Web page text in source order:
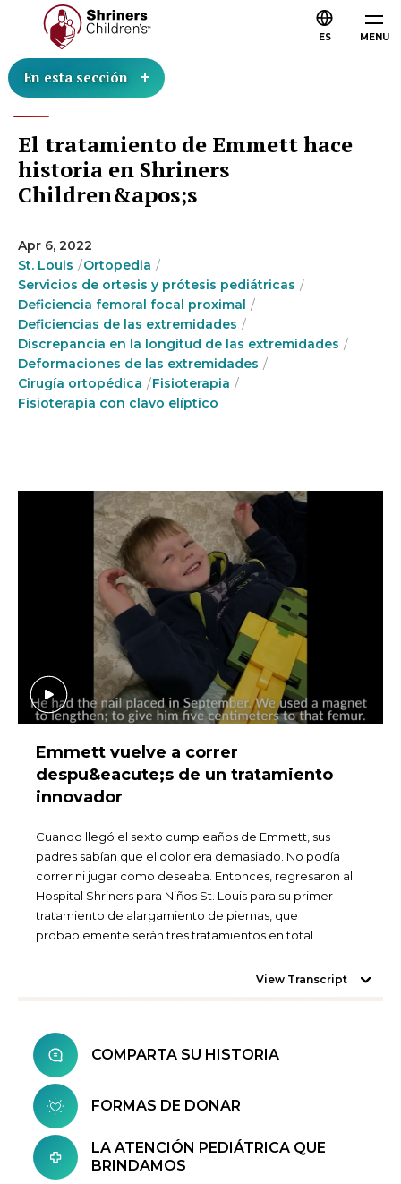
MENU
ES
En esta sección
El tratamiento de Emmett hace
historia en Shriners
Children&apos;s
Apr 6, 2022
St. Louis
Ortopedia
Servicios de ortesis y prótesis pediátricas
Deficiencia femoral focal proximal
Deficiencias de las extremidades
Discrepancia en la longitud de las extremidades
Deformaciones de las extremidades
Cirugía ortopédica
Fisioterapia
Fisioterapia con clavo elíptico
Emmett vuelve a correr
despu&eacute;s de un tratamiento
innovador
Cuando llegó el sexto cumpleaños de Emmett, sus
padres sabían que el dolor era demasiado. No podía
correr ni jugar como deseaba. Entonces, regresaron al
Hospital Shriners para Niños St. Louis para su primer
tratamiento de alargamiento de piernas, que
probablemente serán tres tratamientos en total.
View Transcript
COMPARTA SU HISTORIA
FORMAS DE DONAR
LA ATENCIÓN PEDIÁTRICA QUE
BRINDAMOS